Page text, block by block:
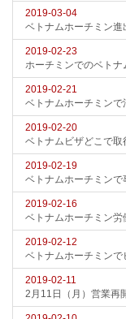
2019-03-04
ベトナムホーチミン進
2019-02-23
ホーチミンでのベト
2019-02-21
ベトナムホーチミンで
2019-02-20
ベトナムビザどこで取
2019-02-19
ベトナムホーチミンで
2019-02-16
ベトナムホーチミン
2019-02-12
ベトナムホーチミンで
2019-02-11
2月11日（月）営業再